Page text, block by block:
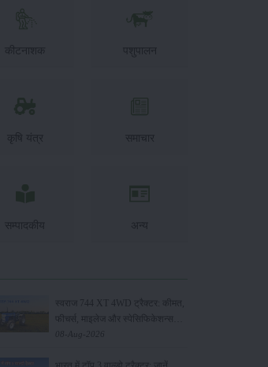
कीटनाशक पशुपालन
कृषि यंत्र समाचार
सम्पादकीय अन्य
स्वराज 744 XT 4WD ट्रैक्टर: कीमत,
फीचर्स, माइलेज और स्पेसिफिकेशन्स
2026
08-Aug-2026